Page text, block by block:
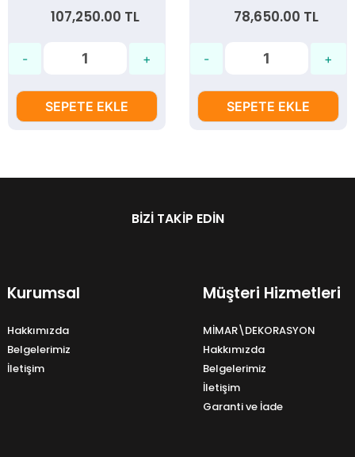
107,250.00 TL
SEPETE EKLE
78,650.00 TL
SEPETE EKLE
BIZI TAKIP EDIN
Kurumsal
Hakkımızda
Belgelerimiz
İletişim
Müşteri Hizmetleri
MİMAR\DEKORASYON
Hakkımızda
Belgelerimiz
İletişim
Garanti ve İade